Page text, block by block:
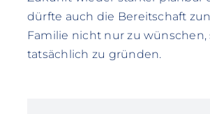
dürfte auch die Bereitschaft
Familie nicht nur zu wünschen,
tatsächlich zu gründen.